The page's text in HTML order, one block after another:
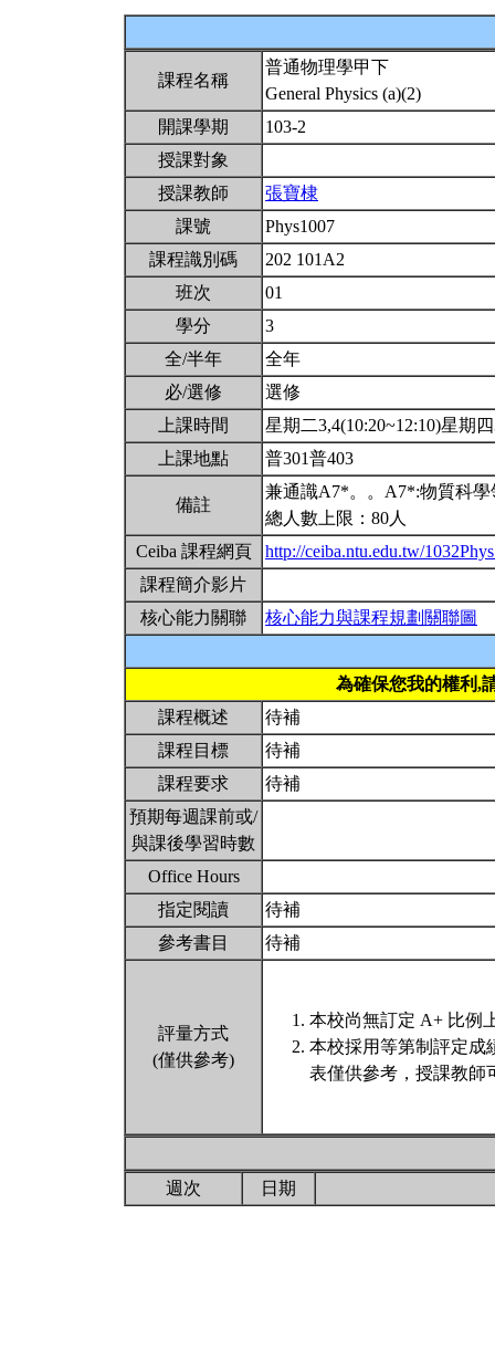
課程名稱
普通物理學甲下
General Physics (a)(2)
開課學期
103-2
授課對象
授課教師
張寶棣
課號
Phys1007
課程識別碼
202 101A2
班次
01
學分
3
全/半年
全年
必/選修
選修
上課時間
星期二3,4(10:20~12:10)星期
上課地點
普301普403
備註
兼通識A7*。。A7*:物質科
總人數上限：80人
Ceiba 課程網頁
http://ceiba.ntu.edu.tw/
課程簡介影片
核心能力關聯
核心能力與課程規劃關聯圖
為確保您我的權利,
課程概述
待補
課程目標
待補
課程要求
待補
預期每週課前或/
與課後學習時數
Office Hours
指定閱讀
待補
參考書目
待補
評量方式
(僅供參考)
本校尚無訂定 A+ 比例
本校採用等第制評定成
表僅供參考，授課教師
週次 日期